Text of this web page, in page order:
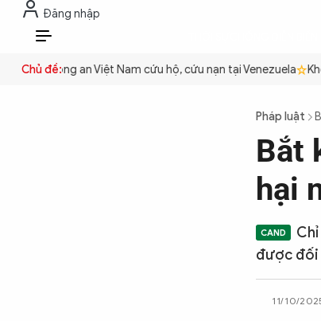
Đăng nhập
VI
Chủ đề:
Công an Việt Nam cứu hộ, cứu nạn tại Venezuela
Pháp luật
Bắt
hại
được đối
11/10/